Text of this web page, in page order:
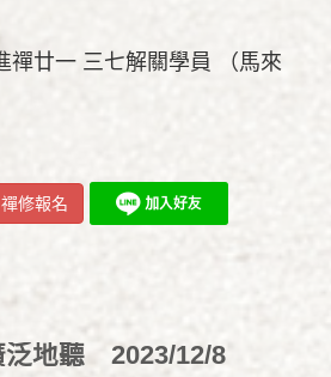
廿一 三七解關學員 （馬來
禪修報名
泛地聽 2023/12/8